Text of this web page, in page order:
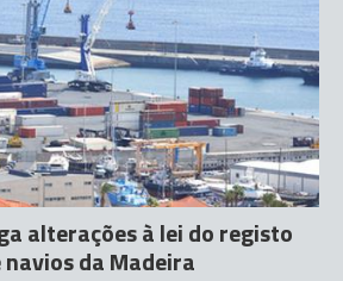
alterações à lei do registo
da Madeira